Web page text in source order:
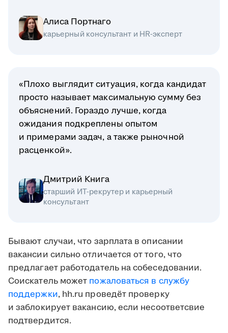
Алиса Портнаго
карьерный консультант и HR-эксперт
«Плохо выглядит ситуация, когда кандидат
просто называет максимальную сумму без
объяснений. Гораздо лучше, когда
ожидания подкреплены опытом
и примерами задач, а также рыночной
расценкой».
Дмитрий Книга
старший ИТ-рекрутер и карьерный
консультант
Бывают случаи, что зарплата в описании
вакансии сильно отличается от того, что
предлагает работодатель на собеседовании.
Соискатель может пожаловаться в службу
поддержки, hh.ru проведёт проверку
и заблокирует вакансию, если несоответсвие
подтвердится.